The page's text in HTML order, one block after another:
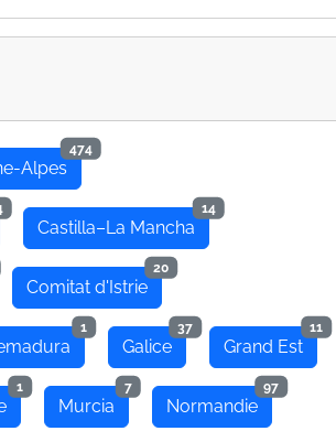
Alpes
474
Castilla–La Mancha
14
Comitat d'Istrie
20
1
Galice
37
Grand Est
11
1
Murcia
7
Normandie
97